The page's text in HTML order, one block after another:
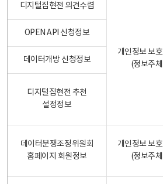
디지털집현전 의견수렴
개인정보 보
(정보주
OPEN API 신청정보
데이터개방 신청정보
디지털집현전 추천
설정정보
데이터분쟁조정위원회
홈페이지 회원정보
개인정보 보
(정보주